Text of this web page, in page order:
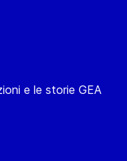
e le storie GEA